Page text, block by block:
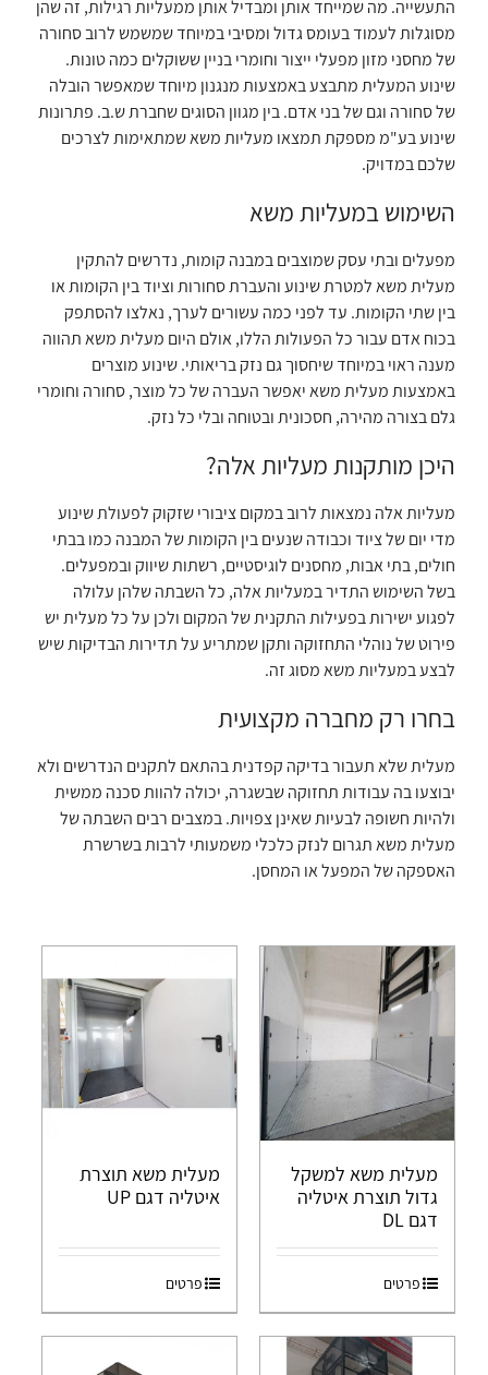
התעשייה. מה שמייחד אותן ומבדיל אותן ממעליות רגילות, זה שהן
מסוגלות לעמוד בעומס גדול ומסיבי במיוחד שמשמש לרוב סחורה
של מחסני מזון מפעלי ייצור וחומרי בניין ששוקלים כמה טונות.
שינוע המעלית מתבצע באמצעות מנגנון מיוחד שמאפשר הובלה
של סחורה וגם של בני אדם. בין מגוון הסוגים שחברת ש.ב. פתרונות
שינוע בע"מ מספקת תמצאו מעליות משא שמתאימות לצרכים
שלכם במדויק.
השימוש במעליות משא
מפעלים ובתי עסק שמוצבים במבנה קומות, נדרשים להתקין
מעלית משא למטרת שינוע והעברת סחורות וציוד בין הקומות או
בין שתי הקומות. עד לפני כמה עשורים לערך, נאלצו להסתפק
בכוח אדם עבור כל הפעולות הללו, אולם היום מעלית משא תהווה
מענה ראוי במיוחד שיחסוך גם נזק בריאותי. שינוע מוצרים
באמצעות מעלית משא יאפשר העברה של כל מוצר, סחורה וחומרי
גלם בצורה מהירה, חסכונית ובטוחה ובלי כל נזק.
היכן מותקנות מעליות אלה?
מעליות אלה נמצאות לרוב במקום ציבורי שזקוק לפעולת שינוע
מדי יום של ציוד וכבודה שנעים בין הקומות של המבנה כמו בבתי
חולים, בתי אבות, מחסנים לוגיסטיים, רשתות שיווק ובמפעלים.
בשל השימוש התדיר במעליות אלה, כל השבתה שלהן עלולה
לפגוע ישירות בפעילות התקנית של המקום ולכן על כל מעלית יש
פירוט של נוהלי התחזוקה ותקן שמתריע על תדירות הבדיקות שיש
לבצע במעליות משא מסוג זה.
בחרו רק מחברה מקצועית
מעלית שלא תעבור בדיקה קפדנית בהתאם לתקנים הנדרשים ולא
יבוצעו בה עבודות תחזוקה שבשגרה, יכולה להוות סכנה ממשית
ולהיות חשופה לבעיות שאינן צפויות. במצבים רבים השבתה של
מעלית משא תגרום לנזק כלכלי משמעותי לרבות בשרשרת
האספקה של המפעל או המחסן.
מעלית משא למשקל
גדול תוצרת איטליה
דגם DL
פרטים
מעלית משא תוצרת
איטליה דגם UP
פרטים